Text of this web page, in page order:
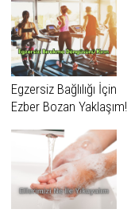
Üniversitesi’nden
Dikkat Çeken
Araştırma
Egzersiz Bağlılığı İçin
Ezber Bozan Yaklaşım!